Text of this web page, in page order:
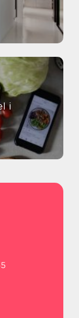
i